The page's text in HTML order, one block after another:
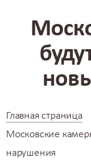
Главная страница
Московские
нарушения